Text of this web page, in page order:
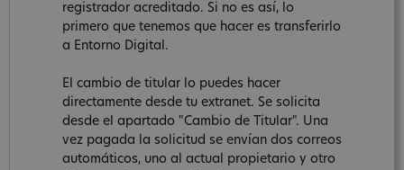
registrador acreditado. Si no es así, lo
primero que tenemos que hacer es transferirlo
a Entorno Digital.
El cambio de titular lo puedes hacer
directamente desde tu extranet. Se solicita
desde el apartado "Cambio de Titular". Una
vez pagada la solicitud se envían dos correos
automáticos, uno al actual propietario y otro